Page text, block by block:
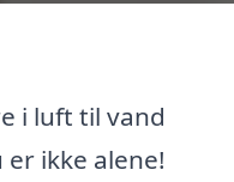
i luft til vand
ikke alene!